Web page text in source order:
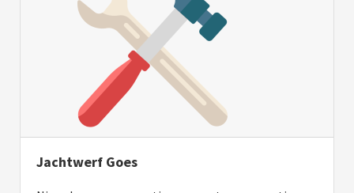
Jachtwerf Goes